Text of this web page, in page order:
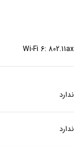
Wi-Fi 6: 802.11ax
ندارد
ندارد